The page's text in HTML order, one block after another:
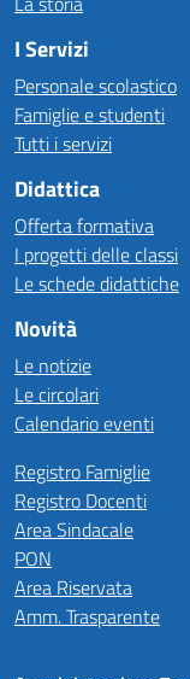
I Servizi
Personale scolastico
Famiglie e studenti
Tutti i servizi
Didattica
Offerta formativa
I progetti delle classi
Le schede didattiche
Novità
Le notizie
Le circolari
Calendario eventi
Registro Famiglie
Registro Docenti
Area Sindacale
PON
Area Riservata
Amm. Trasparente